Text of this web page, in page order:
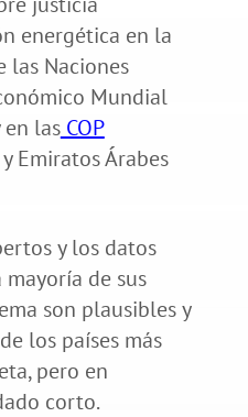
energética en la
las Naciones
Mundial
en lasCOP
Emiratos Árabes
y los datos
de sus
son plausibles y
los países más
pero en
corto.